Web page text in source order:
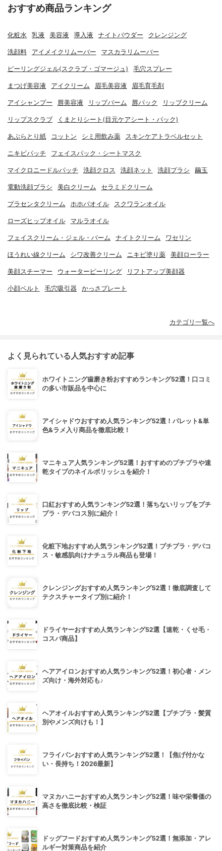
おすすめ商品ランキング
化粧水 乳液 美容液 導入液 ナイトパウダー クレンジング
洗顔料 アイメイクリムーバー マスカラリムーバー
ピーリングジェル(スクラブ・ゴマージュ) 毛穴スプレー
まつげ美容液 アイクリーム 眉毛美容液 眉毛育毛剤
アイシャンプー 唇美容液 リップバーム 唇パック リップクリーム
リップスクラブ くまとりシート(目元ケアシート・パック)
あぶらとり紙 コットン シミ用飲み薬 スキンケアトラベルセット
ニキビパッチ フェイスパック・シートマスク
マイクロニードルパッチ 洗顔クロス 洗顔ネット 洗顔ブラシ 繭玉
電動洗顔ブラシ 美白クリーム セラミドクリーム
プラセンタクリーム ホホバオイル スクワランオイル
ローズヒップオイル マルラオイル
フェイスクリーム・ジェル・バーム ナイトクリーム ワセリン
ほうれい線クリーム シワ改善クリーム ニキビ塗り薬 美顔ローラー
美顔スチーマー ウォーターピーリング リフトアップ美顔器
小顔ベルト 毛穴吸引器 かっさプレート
カテゴリ一覧へ
よく見られている人気おすすめ記事
ホワイトニング歯磨き粉おすすめランキング52選！口コミ
の多い市販品を中心に
アイシャドウおすすめ人気ランキング52選！パレット&単
色&ラメ入り商品を徹底比較！
マニキュア人気ランキング52選！おすすめのプチプラや速
乾タイプのネイルポリッシュを紹介！
口紅おすすめ人気ランキング52選！落ちないリップをプチ
プラ・デパコス別に紹介！
化粧下地おすすめ人気ランキング52選！プチプラ・デパコ
ス・敏感肌向けナチュラル商品も登場！
クレンジングおすすめ人気ランキング52選！徹底調査して
テクスチャータイプ別に紹介！
ドライヤーおすすめ人気ランキング52選【速乾・くせ毛・
コスパ商品】
ヘアアイロンおすすめ人気ランキング52選！初心者・メン
ズ向け・海外対応も♪
ヘアオイルおすすめ人気ランキング52選【プチプラ・髪質
別やメンズ向けも！】
フライパンおすすめ人気ランキング52選！【焦げ付かな
い・長持ち！2026最新】
マヌカハニーおすすめ人気ランキング52選！味や栄養価の
高さを徹底比較・検証
ドッグフードおすすめ人気ランキング52選！無添加・アレ
ルギー対策商品を紹介